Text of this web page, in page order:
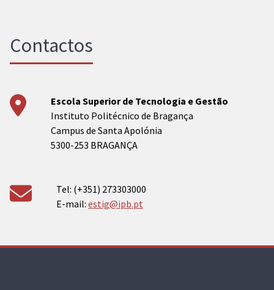
Contactos
Escola Superior de Tecnologia e Gestão
Instituto Politécnico de Bragança
Campus de Santa Apolónia
5300-253 BRAGANÇA
Tel: (+351) 273303000
E-mail: estig@ipb.pt